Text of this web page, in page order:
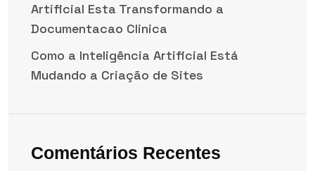
Artificial Esta Transformando a
Documentacao Clinica
Como a Inteligência Artificial Está
Mudando a Criação de Sites
Comentários Recentes